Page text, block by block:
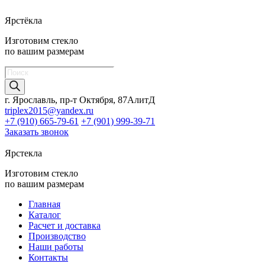
Ярстёкла
Изготовим стекло
по вашим размерам
Поиск
товаров
г. Ярославль, пр-т Октября, 87АлитД
triplex2015@yandex.ru
+7 (910) 665-79-61 +7 (901) 999-39-71
Заказать звонок
Ярстекла
Изготовим стекло
по вашим размерам
Главная
Каталог
Расчет и доставка
Производство
Наши работы
Контакты